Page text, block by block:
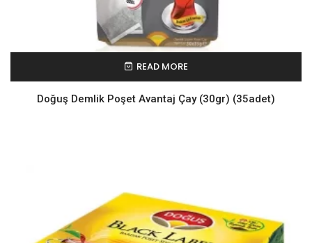
READ MORE
Doğuş Demlik Poşet Avantaj Çay (30gr) (35adet)